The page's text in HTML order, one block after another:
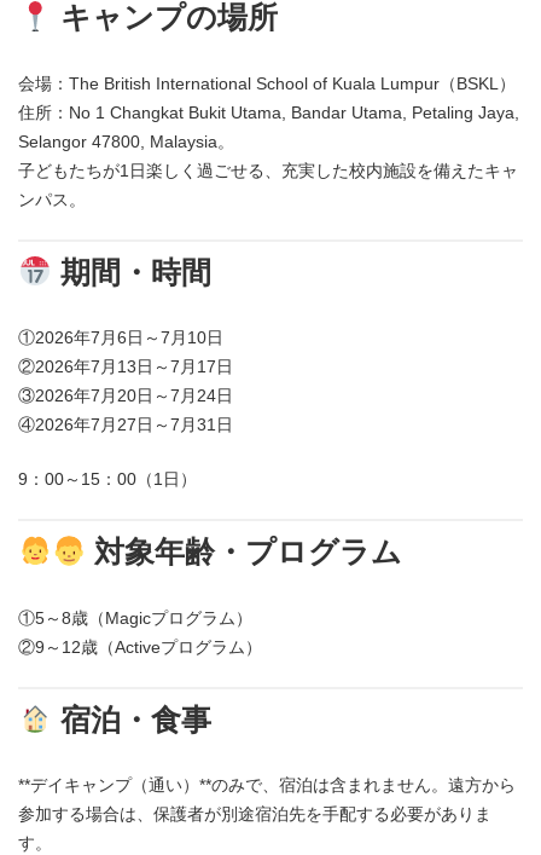
キャンプの場所
会場：The British International School of Kuala Lumpur（BSKL）​
住所：No 1 Changkat Bukit Utama, Bandar Utama, Petaling Jaya,
Selangor 47800, Malaysia。​
子どもたちが1日楽しく過ごせる、充実した校内施設を備えたキャ
ンパス。​
期間・時間
①2026年7月6日～7月10日
②2026年7月13日～7月17日
③2026年7月20日～7月24日
④2026年7月27日～7月31日
9：00～15：00（1日）
対象年齢・プログラム
①5～8歳（Magicプログラム）
②9～12歳（Activeプログラム）
宿泊・食事
**デイキャンプ（通い）**のみで、宿泊は含まれません。遠方から
参加する場合は、保護者が別途宿泊先を手配する必要がありま
す。​